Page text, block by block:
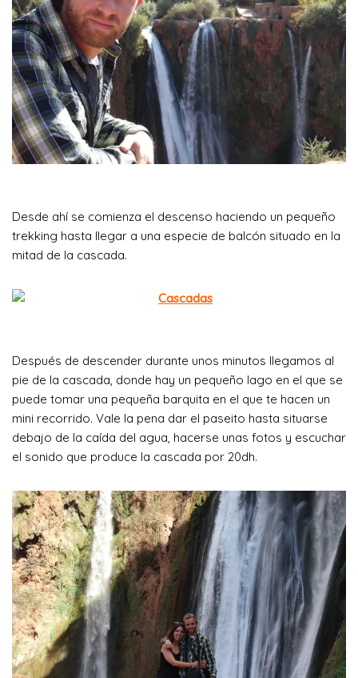
Desde ahí se comienza el descenso haciendo un pequeño
trekking hasta llegar a una especie de balcón situado en la
mitad de la cascada.
Después de descender durante unos minutos llegamos al
pie de la cascada, donde hay un pequeño lago en el que se
puede tomar una pequeña barquita en el que te hacen un
mini recorrido. Vale la pena dar el paseito hasta situarse
debajo de la caída del agua, hacerse unas fotos y escuchar
el sonido que produce la cascada por 20dh.